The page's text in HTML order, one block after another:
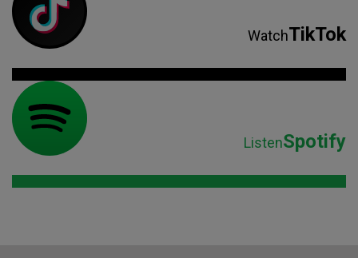
WatchTikTok
ListenSpotify